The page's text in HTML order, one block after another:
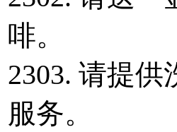
啡。
2303. 请提供
服务。